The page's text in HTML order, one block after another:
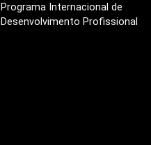
Programa Internacional de
Desenvolvimento Profissional